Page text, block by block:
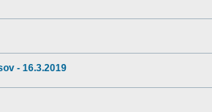
- 16.3.2019